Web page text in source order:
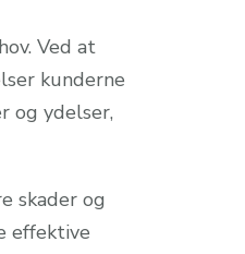
Ved at
kunderne
og ydelser,
skader og
effektive